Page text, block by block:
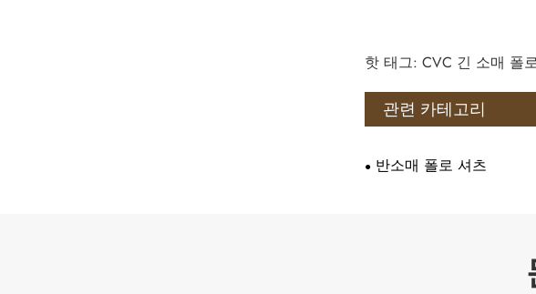
핫 태그: CVC 긴 소매 폴
관련 카테고리
반소매 폴로 셔츠